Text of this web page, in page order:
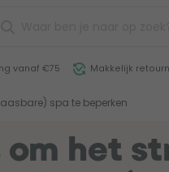
vanaf €75 Makkelijk
spa te beperken
om het